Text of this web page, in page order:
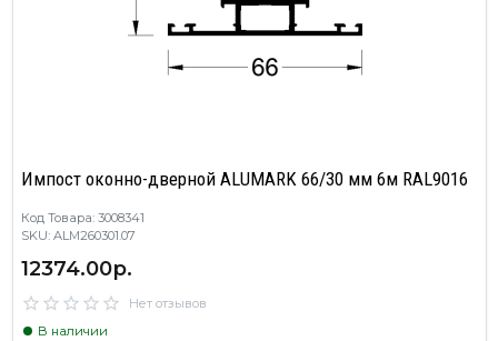
Импост оконно-дверной ALUMARK 66/30 мм 6м RAL9016
Код Товара: 3008341
SKU: ALM260301.07
12374.00р.
Нет отзывов
В наличии